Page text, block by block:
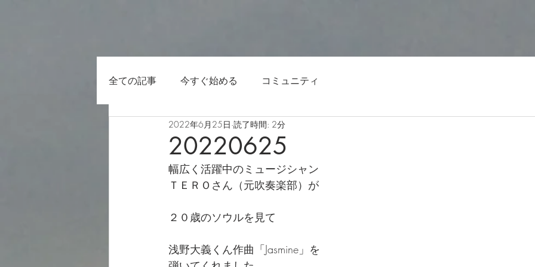
全ての記事 今すぐ始める コミュニティ
20220625
2022年6月25日 読了時間: 2分
幅広く活躍中のミュージシャン
ＴＥＲＯさん（元吹奏楽部）が
２０歳のソウルを見て
浅野大義くん作曲「Jasmine」を